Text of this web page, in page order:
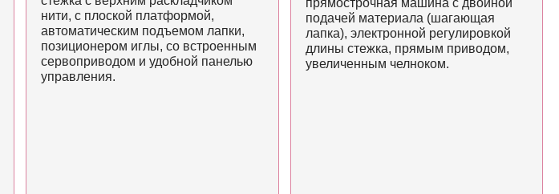
нити, с плоской платформой,
автоматическим подъемом лапки,
позиционером иглы, со встроенным
сервоприводом и удобной панелью
управления.
прямострочная машина с двойной
подачей материала (шагающая
лапка), электронной регулировкой
длины стежка, прямым приводом,
увеличенным челноком.